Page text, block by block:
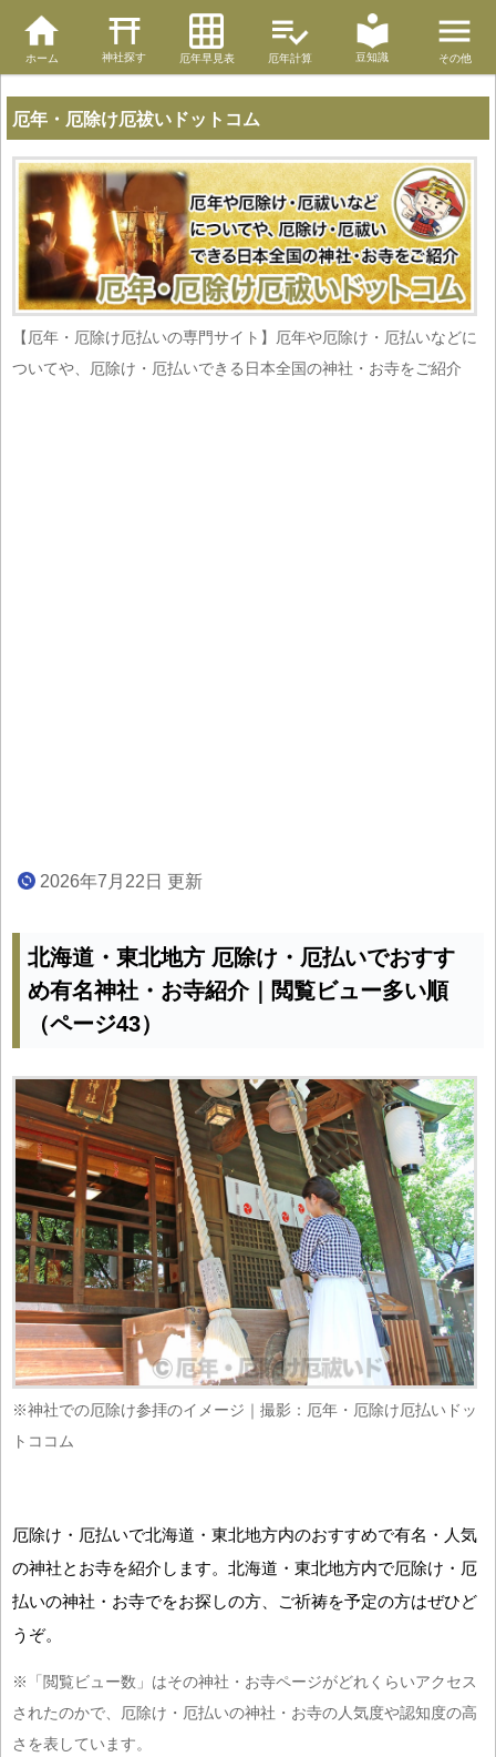
ホーム 神社探す 厄年早見表 厄年計算 豆知識 その他
厄年・厄除け厄祓いドットコム
【厄年・厄除け厄払いの専門サイト】厄年や厄除け・厄払いなどに
ついてや、厄除け・厄払いできる日本全国の神社・お寺をご紹介
2026年7月22日 更新
北海道・東北地方 厄除け・厄払いでおすす
め有名神社・お寺紹介｜閲覧ビュー多い順
（ページ43）
※神社での厄除け参拝のイメージ｜撮影：厄年・厄除け厄払いドッ
トココム
厄除け・厄払いで北海道・東北地方内のおすすめで有名・人気
の神社とお寺を紹介します。北海道・東北地方内で厄除け・厄
払いの神社・お寺でをお探しの方、ご祈祷を予定の方はぜひど
うぞ。
※「閲覧ビュー数」はその神社・お寺ページがどれくらいアクセス
されたのかで、厄除け・厄払いの神社・お寺の人気度や認知度の高
さを表しています。